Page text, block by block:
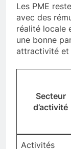
Les PME
avec des
réalité locale
une bonne
attractivité et
Secteur
d’activité
Activités